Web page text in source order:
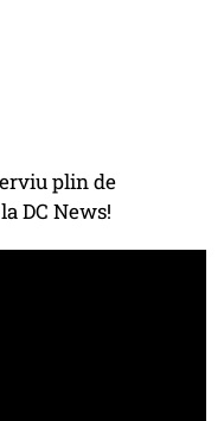
plin de
DC News!